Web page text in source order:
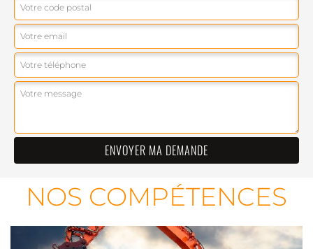
NOS COMPÉTENCES